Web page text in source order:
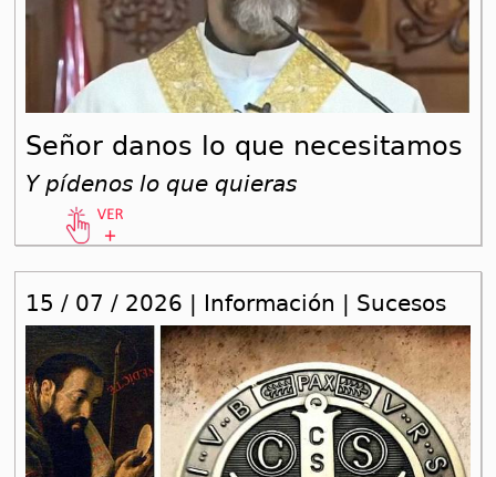
Señor danos lo que necesitamos
Y pídenos lo que quieras
15 / 07 / 2026 | Información | Sucesos